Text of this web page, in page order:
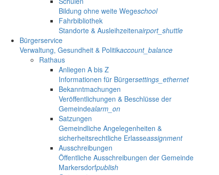
Bildung ohne weite Wegeschool
Fahrbibliothek
Standorte & Ausleihzeitenairport_shuttle
Bürgerservice
Verwaltung, Gesundheit & Politikaccount_balance
Rathaus
Anliegen A bis Z
Informationen für Bürgersettings_ethernet
Bekanntmachungen
Veröffentlichungen & Beschlüsse der
Gemeindealarm_on
Satzungen
Gemeindliche Angelegenheiten &
sicherheitsrechtliche Erlasseassignment
Ausschreibungen
Öffentliche Ausschreibungen der Gemeinde
Markersdorfpublish